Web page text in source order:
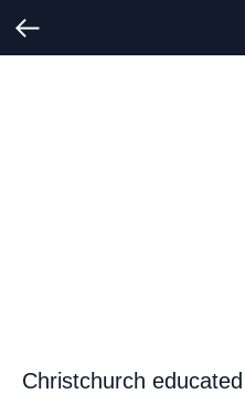
Christchurch educated